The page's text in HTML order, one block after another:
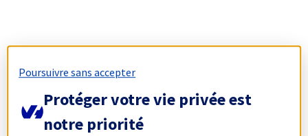
Poursuivre sans accepter
Protéger votre vie privée est
notre priorité